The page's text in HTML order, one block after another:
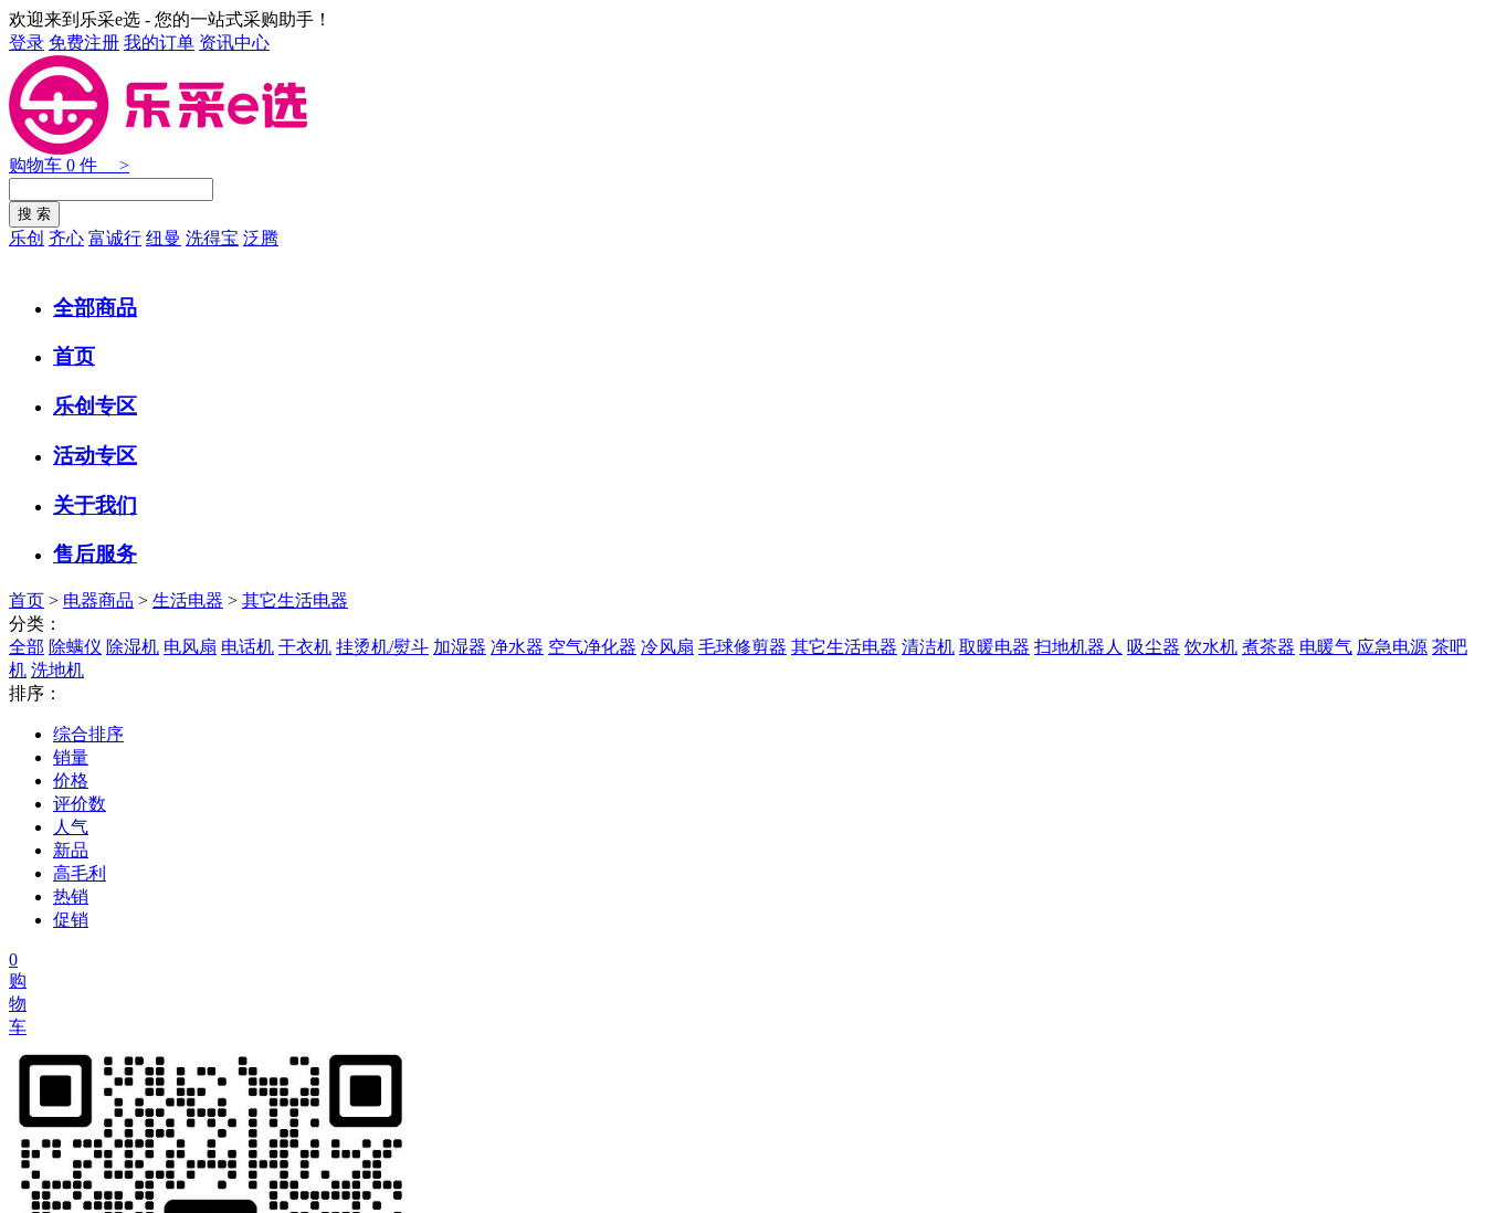
欢迎来到乐采e选 - 您的一站式采购助手！
登录 免费注册 我的订单 资讯中心
购物车 0 件 >
乐创 齐心 富诚行 纽曼 洗得宝 泛腾
全部商品
首页
乐创专区
活动专区
关于我们
售后服务
首页 > 电器商品 > 生活电器 > 其它生活电器
分类：
全部 除螨仪 除湿机 电风扇 电话机 干衣机 挂烫机/熨斗 加湿器 净水器 空气净化器 冷风扇 毛球修剪器 其它生活电器 清洁机 取暖电器 扫地机器人 吸尘器 饮水机 煮茶器 电暖气 应急电源 茶吧
机 洗地机
排序：
综合排序
销量
价格
评价数
人气
新品
高毛利
热销
促销
0
购
物
车